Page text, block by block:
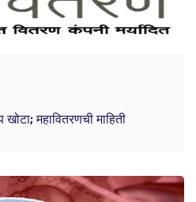
महावितरणची माहिती